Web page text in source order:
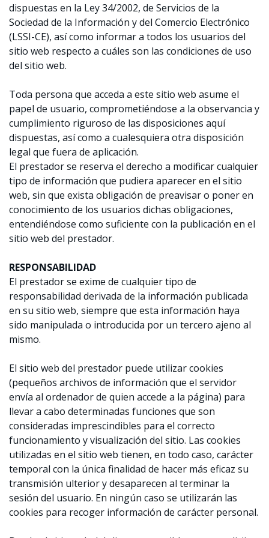
dispuestas en la Ley 34/2002, de Servicios de la
Sociedad de la Información y del Comercio Electrónico
(LSSI-CE), así como informar a todos los usuarios del
sitio web respecto a cuáles son las condiciones de uso
del sitio web.
Toda persona que acceda a este sitio web asume el
papel de usuario, comprometiéndose a la observancia y
cumplimiento riguroso de las disposiciones aquí
dispuestas, así como a cualesquiera otra disposición
legal que fuera de aplicación.
El prestador se reserva el derecho a modificar cualquier
tipo de información que pudiera aparecer en el sitio
web, sin que exista obligación de preavisar o poner en
conocimiento de los usuarios dichas obligaciones,
entendiéndose como suficiente con la publicación en el
sitio web del prestador.
RESPONSABILIDAD
El prestador se exime de cualquier tipo de
responsabilidad derivada de la información publicada
en su sitio web, siempre que esta información haya
sido manipulada o introducida por un tercero ajeno al
mismo.
El sitio web del prestador puede utilizar cookies
(pequeños archivos de información que el servidor
envía al ordenador de quien accede a la página) para
llevar a cabo determinadas funciones que son
consideradas imprescindibles para el correcto
funcionamiento y visualización del sitio. Las cookies
utilizadas en el sitio web tienen, en todo caso, carácter
temporal con la única finalidad de hacer más eficaz su
transmisión ulterior y desaparecen al terminar la
sesión del usuario. En ningún caso se utilizarán las
cookies para recoger información de carácter personal.